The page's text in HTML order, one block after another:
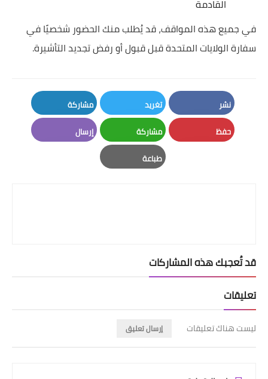
القادمة
في جميع هذه المواقف، قد يُطلب منك الحضور شخصيًا في
سفارة الولايات المتحدة قبل قبول أو رفض تجديد التأشيرة.
نشر
Facebook
تغريد
Twitter
مشاركة
LinkedIn
حفظ مشاركة
Whatsapp
إرسال
طباعة
قد تُعجبك هذه المشاركات
تعليقات
ليست هناك تعليقات إرسال تعليق